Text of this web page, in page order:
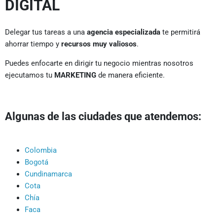
DIGITAL
Delegar tus tareas a una agencia especializada te permitirá
ahorrar tiempo y recursos muy valiosos.
Puedes enfocarte en dirigir tu negocio mientras nosotros
ejecutamos tu MARKETING de manera eficiente.
Algunas de las ciudades que atendemos:
Colombia
Bogotá
Cundinamarca
Cota
Chía
Faca